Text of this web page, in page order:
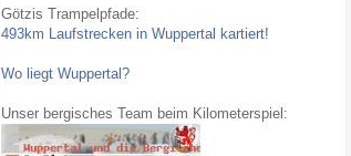
Götzis Trampelpfade:
493km Laufstrecken in Wuppertal kartiert!
Wo liegt Wuppertal?
Unser bergisches Team beim Kilometerspiel: